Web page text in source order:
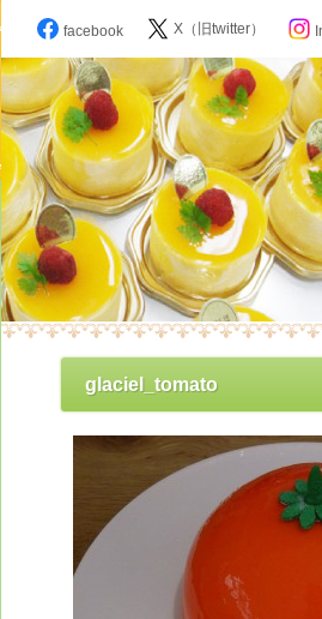
スイーツニュース
メディア登場のお知らせ
開催講座
イベント参加募集
取材・レポート
パティスリーオープン記念日カレン
主宰・平岩理緒プロフィール
お仕事依頼・お問い合わせ
facebook X（旧twitter）
glaciel_tomato